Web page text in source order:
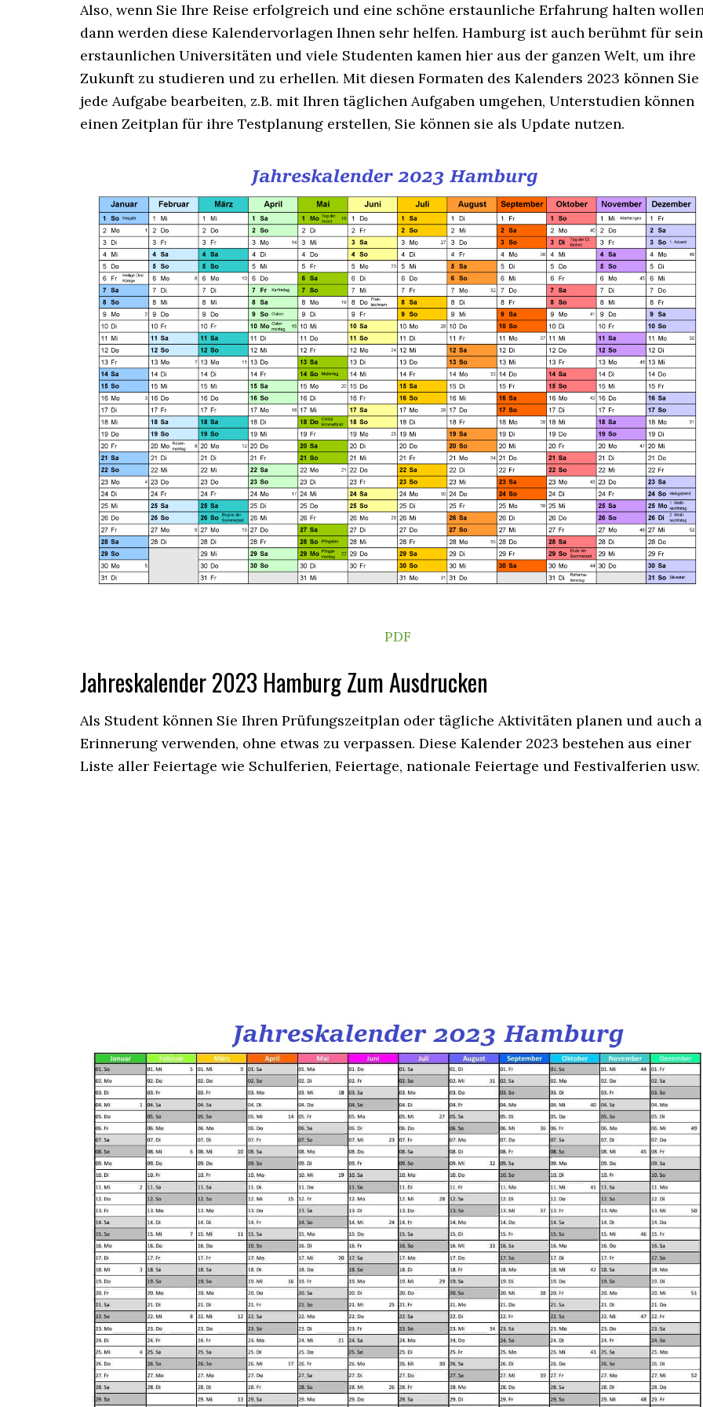
Also, wenn Sie Ihre Reise erfolgreich und eine schöne erstaunliche Erfahrung halten
dann werden diese Kalendervorlagen Ihnen sehr helfen. Hamburg ist auch berühmt für
erstaunlichen Universitäten und viele Studenten kamen hier aus der ganzen Welt, um ihre
Zukunft zu studieren und zu erhellen. Mit diesen Formaten des Kalenders 2023 können Sie
jede Aufgabe bearbeiten, z.B. mit Ihren täglichen Aufgaben umgehen, Unterstudien können
einen Zeitplan für ihre Testplanung erstellen, Sie können sie als Update nutzen.
PDF
Jahreskalender2023 Hamburg Zum Ausdrucken
Als Student können Sie Ihren Prüfungszeitplan oder tägliche Aktivitäten planen und auch
Erinnerung verwenden, ohne etwas zu verpassen. Diese Kalender 2023 bestehen aus einer
Liste aller Feiertage wie Schulferien, Feiertage, nationale Feiertage und Festivalferien usw.